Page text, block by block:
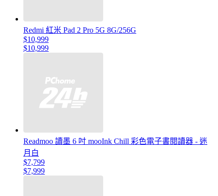
Redmi 紅米 Pad 2 Pro 5G 8G/256G
$10,999
$10,999
Readmoo 讀墨 6 吋 mooInk Chill 彩色電子書閱讀器 - 迷
月白
$7,799
$7,999